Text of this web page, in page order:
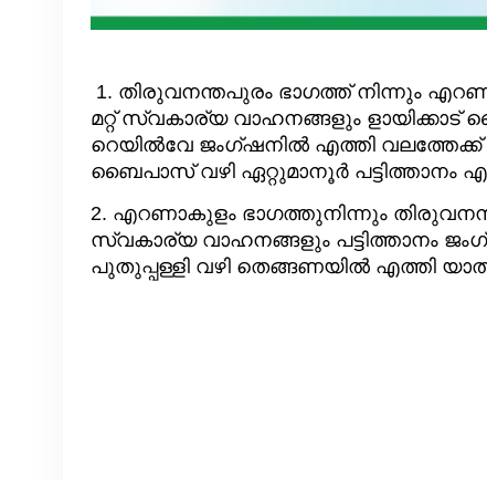
1. തിരുവനന്തപുരം ഭാഗത്ത് നിന്നും
മറ്റ് സ്വകാര്യ വാഹനങ്ങളും ളായിക്കാട്
റെയിൽവേ ജംഗ്ഷനിൽ എത്തി
ബൈപാസ് വഴി ഏറ്റുമാനൂർ പട്ടിത്താനം
2. എറണാകുളം ഭാഗത്തുനിന്നും
സ്വകാര്യ വാഹനങ്ങളും പട്ടിത്താനം
പുതുപ്പള്ളി വഴി തെങ്ങണയിൽ എത്തി